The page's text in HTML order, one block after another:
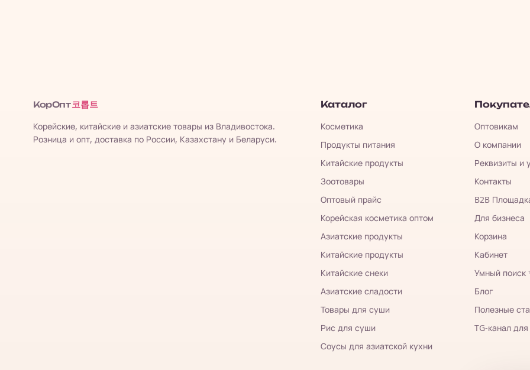
КорОпт 코롭트
Корейские, китайские и азиатские товары из Владивостока.
Розница и опт, доставка по России, Казахстану и Беларуси.
Каталог
Косметика
Продукты питания
Китайские продукты
Зоотовары
Оптовый прайс
Корейская косметика оптом
Азиатские продукты
Китайские продукты
Китайские снеки
Азиатские сладости
Товары для суши
Рис для суши
Соусы для азиатской кухни
Оптовикам
О компании
Реквизиты и
Контакты
B2B
Для бизнеса
Корзина
Кабинет
Умный поиск
Блог
Полезные
TG-канал